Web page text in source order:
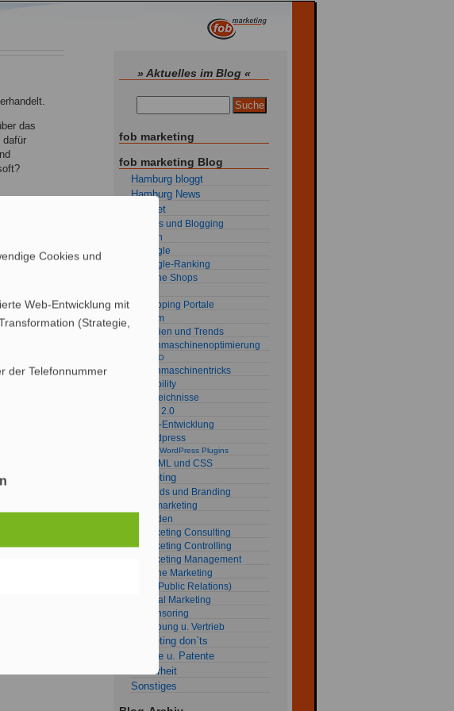
das
dafür
» Aktuelles im Blog «
fob marketing
fob marketing Blog
Hamburg bloggt
Hamburg News
Internet
Blogs und Blogging
Flash
Google
Google-Ranking
Online Shops
Shopping Portale
Spam
Studien und Trends
Suchmaschinenoptimierung
SEO
Suchmaschinentricks
Usability
Verzeichnisse
Web 2.0
Web-Entwicklung
Wordpress
my WordPress Plugins
XHTML und CSS
Marketing
Brands und Branding
fob marketing
Kunden
Marketing Consulting
Marketing Controlling
Marketing Management
Online Marketing
PR (Public Relations)
Social Marketing
Sponsoring
Werbung u. Vertrieb
Marketing don`ts
Rechte u. Patente
Sicherheit
Sonstiges
Cookies und
Web-Entwicklung mit
(Strategie,
der Telefonnummer